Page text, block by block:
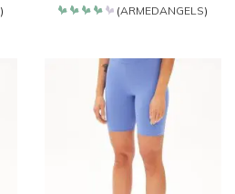
) (ARMEDANGELS)